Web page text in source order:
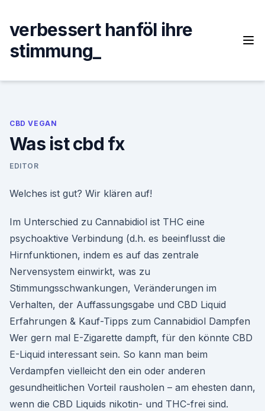
content
verbessert hanföl ihre
stimmung_
CBD VEGAN
Was ist cbd fx
EDITOR
Welches ist gut? Wir klären auf!
Im Unterschied zu Cannabidiol ist THC eine
psychoaktive Verbindung (d.h. es beeinflusst die
Hirnfunktionen, indem es auf das zentrale
Nervensystem einwirkt, was zu
Stimmungsschwankungen, Veränderungen im
Verhalten, der Auffassungsgabe und CBD Liquid
Erfahrungen & Kauf-Tipps zum Cannabidiol Dampfen
Wer gern mal E-Zigarette dampft, für den könnte CBD
E-Liquid interessant sein. So kann man beim
Verdampfen vielleicht den ein oder anderen
gesundheitlichen Vorteil rausholen – am ehesten dann,
wenn die CBD Liquids nikotin- und THC-frei sind.